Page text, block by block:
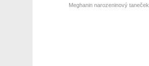
Meghanin narozeninový taneček